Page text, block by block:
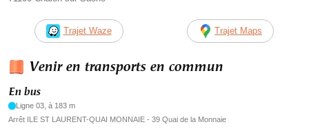
Trajet Waze Trajet Maps
Venir en transports en commun
En bus
Ligne 03, à 183 m
Arrêt ILE ST LAURENT-QUAI MONNAIE - 39 Quai de la Monnaie